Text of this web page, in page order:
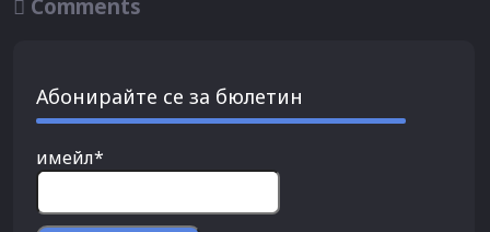
 Comments
Абонирайте се за бюлетин
имейл*